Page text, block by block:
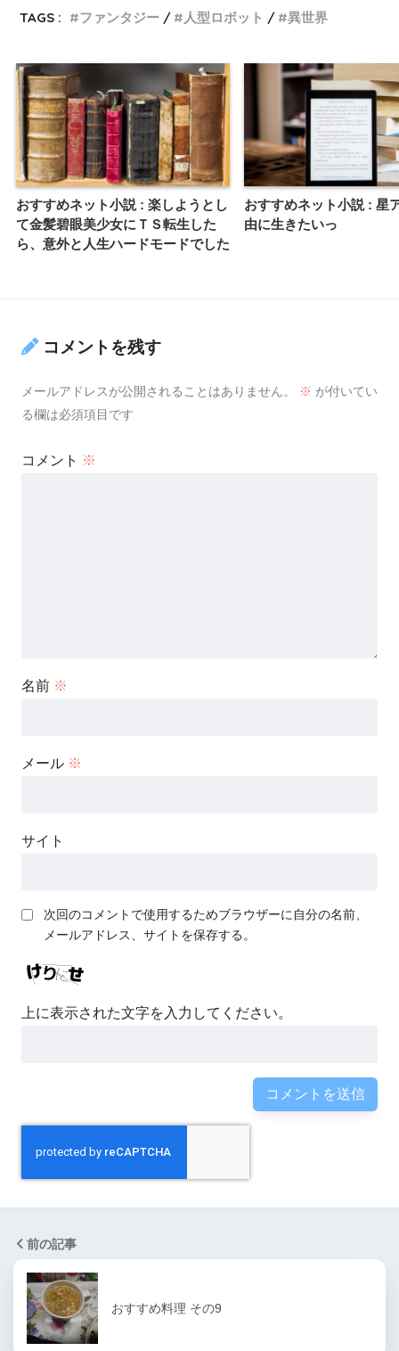
TAGS :
ファンタジー 人型ロボット 異世界
おすすめネット小説 : 楽しようとし
て金髪碧眼美少女にＴＳ転生した
ら、意外と人生ハードモードでした
おすすめネット小説 : 星
由に生きたいっ
コメントを残す
メールアドレスが公開されることはありません。 ※ が付いてい
る欄は必須項目です
コメント ※
名前 ※
メール ※
サイト
次回のコメントで使用するためブラウザーに自分の名前、
メールアドレス、サイトを保存する。
上に表示された文字を入力してください。
前の記事
おすすめ料理 その9